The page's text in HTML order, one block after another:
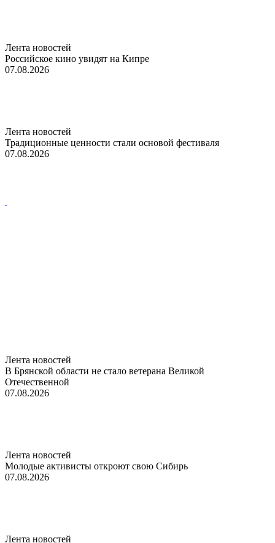
Лента новостей
Российское кино увидят на Кипре
07.08.2026
Лента новостей
Традиционные ценности стали основой фестиваля
07.08.2026
Лента новостей
В Брянской области не стало ветерана Великой
Отечественной
07.08.2026
Лента новостей
Молодые активисты откроют свою Сибирь
07.08.2026
Лента новостей